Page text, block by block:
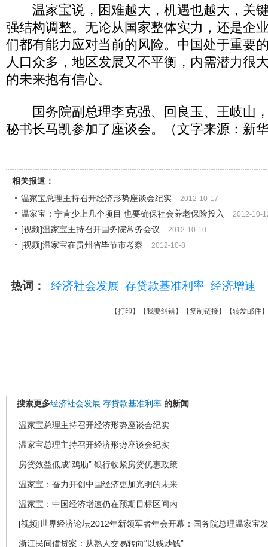
温家宝说，困难越大，机遇也越大，关
强结构调整。无论从国家整体实力，还是企
们都有能力应对当前的风险。中国处于重要
人口众多，地区发展又不平衡，内需潜力很
的未来抱有信心。
国务院副总理李克强、回良玉、王岐山
秘书长马凯参加了座谈会。（文字来源：新
相关报道：
温家宝总理主持召开经济形势座谈会纪实
2012-10-17
温家宝：宁肯少上几个项目 也要确保社会养老保险投入 2012-10-
[视频]温家宝主持召开国务院常务会议 2012-10-10
[视频]温家宝在贵州省毕节市考察 2012-10-8
热词： 经济社会发展 存贷款基准利率 经济增速
【打印 】【我要纠错】【复制链接】【转发邮件
搜索更多经济社会发展 存贷款基准利率 的新闻
温家宝总理主持召开经济形势座谈会纪实
温家宝总理主持召开经济形势座谈会纪实
房贷效益低成“鸡肋” 银行收紧房贷优惠政策
温家宝：奋力开创中国经济更加光明的未来
温家宝：中国经济增速仍在预期目标区间内
[视频]世界经济论坛2012年新领军者年会开幕：国务院总理温家宝
浙江民间借贷案：从熟人交易转向“以钱炒钱”